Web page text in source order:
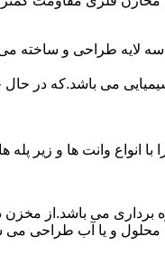
لایه طراحی و ساخته
می باشد.که
وانت ها و زیر پله
برداری می باشد.از
و یا آب طراحی